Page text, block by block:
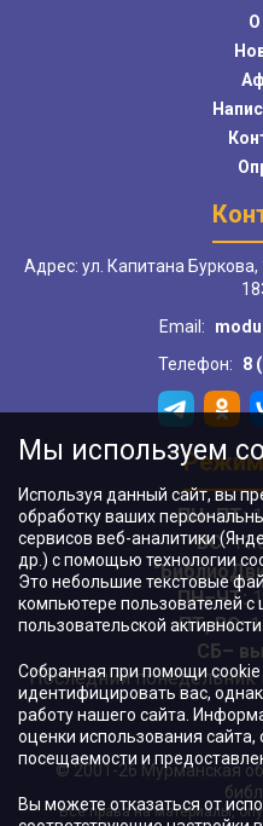
О
Адрес: ул. Капитана
Email:
Телефон:
8
ПН–ПТ:
ВС:
ПН–ЧТ:
ПТ, ВС:
СБ–
Последний понедельник
© 2001-26 Мурманская
Все права на материалы,
Мы используем
Используя данный сайт, вы
обработку ваших
сервисов веб-аналитики
др.) с помощью технологии
Это небольшие текстовые
компьютере пользователей с
пользовательской
Собранная при помощи
идентифицировать вас,
работу нашего сайта.
оценки использования сайта,
посещаемости и
Вы можете отказаться от